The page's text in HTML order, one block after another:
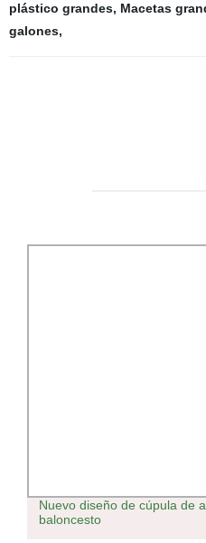
plástico grandes, Macetas
galones,
Nuevo diseño de cúpula de
baloncesto